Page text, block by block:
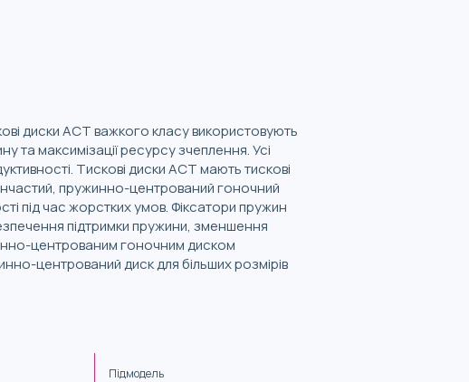
диски ACT важкого класу використовують
максимізації ресурсу зчеплення. Усі
Тискові диски ACT мають тискові
пружинно-центрований гоночний
під час жорстких умов. Фіксатори пружин
підтримки пружини, зменшення
центрованим гоночним диском
центрований диск для більших розмірів
Підмодель